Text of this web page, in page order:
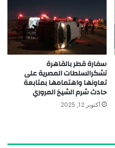
سفارة قطر بالقاهرة
تشكرالسلطات المصرية على
تعاونها واهتمامها بمتابعة
حادث شرم الشيخ المروري
أكتوبر 12, 2025